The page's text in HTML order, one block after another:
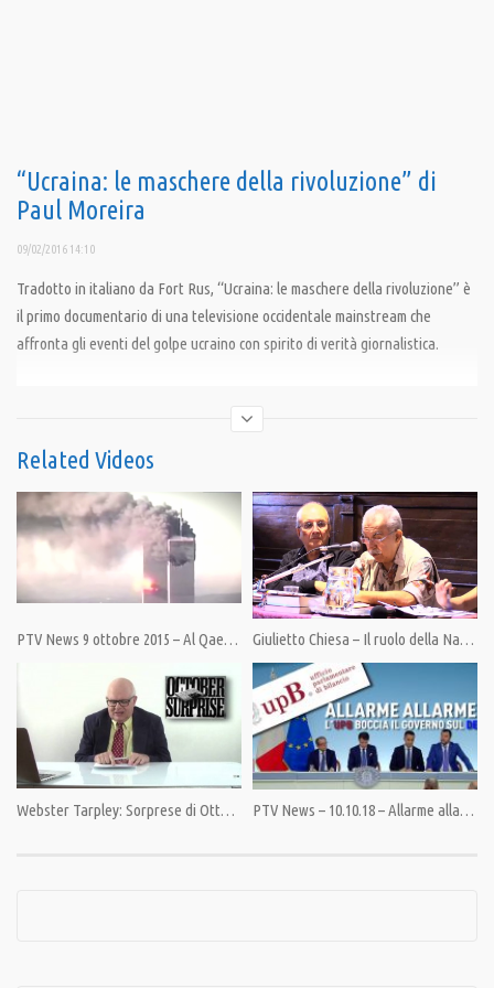
“Ucraina: le maschere della rivoluzione” di
Paul Moreira
09/02/2016 14:10
Tradotto in italiano da Fort Rus, “Ucraina: le maschere della rivoluzione” è
il primo documentario di una televisione occidentale mainstream che
affronta gli eventi del golpe ucraino con spirito di verità giornalistica.
Category: Documentari Guerra in Ucraina InEvidenza,PrimoPiano
Russia,Ucraina UE,USA
Related Videos
PTV News 9 ottobre 2015 – Al Qaeda? E’ filo-occidentale Giulietto Chiesa – Il ruolo della Nato nella Guerra Mondiale a pezzi
Webster Tarpley: Sorprese di Ottobre sulle elezioni USA PTV News – 10.10.18 – Allarme allarme: l’UPB boccia il governo sul DEF